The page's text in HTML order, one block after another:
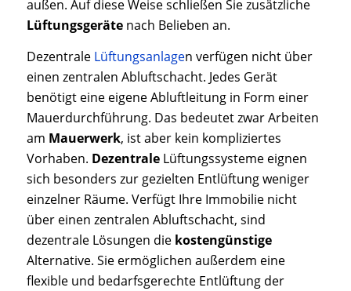
außen. Auf diese Weise schließen Sie zusätzliche
Lüftungsgerätenach Belieben an.
Dezentrale Lüftungsanlagen verfügen nicht über
einen zentralen Abluftschacht. Jedes Gerät
benötigt eine eigene Abluftleitung in Form einer
Mauerdurchführung. Das bedeutet zwar Arbeiten
am Mauerwerk, ist aber kein kompliziertes
Vorhaben. DezentraleLüftungssysteme eignen
sich besonders zur gezielten Entlüftung weniger
einzelner Räume. Verfügt Ihre Immobilie nicht
über einen zentralen Abluftschacht, sind
dezentrale Lösungen die kostengünstige
Alternative. Sie ermöglichen außerdem eine
flexible und bedarfsgerechte Entlüftung der